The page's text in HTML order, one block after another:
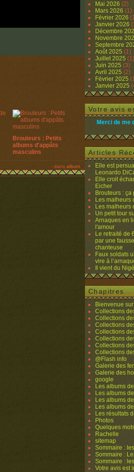
Brouteurs : Petits
albums d'appâts
masculins
- dans album
Mai 2026 (2)
Mars 2026 (1)
Février 2026
Janvier 2026
Décembre
Novembre
Septembre
Août 2025 (1)
Juillet 2025 (1)
Juin 2025 (3)
Avril 2025 (2)
Février 2025
Janvier 2025
Votre avis
Merci de me
Articles
Elle est
Leonardo
Elle croit
Eicher
Brouteurs :
Les malheurs
Les malheurs
Un petit tour
Arnaques en
l'amour
Le retraité de
par une
chanteuse
Faux soldats
vire à
Il vient du
Chapitres
Bienvenue
Collections
Collections
Collections
Collections
Collections
Collections
Collections
@Flash info
Galerie des
Galerie des
google
Les albums
Les albums
Les albums
Les albums
Les résultats
Photos
Quelques
Rachelle
sitemap
Sommaire :
Sommaire :
Sommaire :
Votre avis est